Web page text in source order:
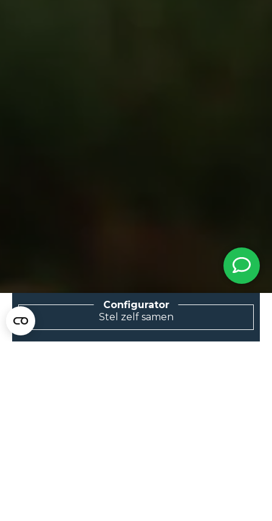
Bekijk ons aanbod in
hekwerken en poorten op maat
Stel zelf samen